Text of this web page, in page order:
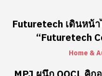
Futuretech เดินหน้
“Futuretech
Home &